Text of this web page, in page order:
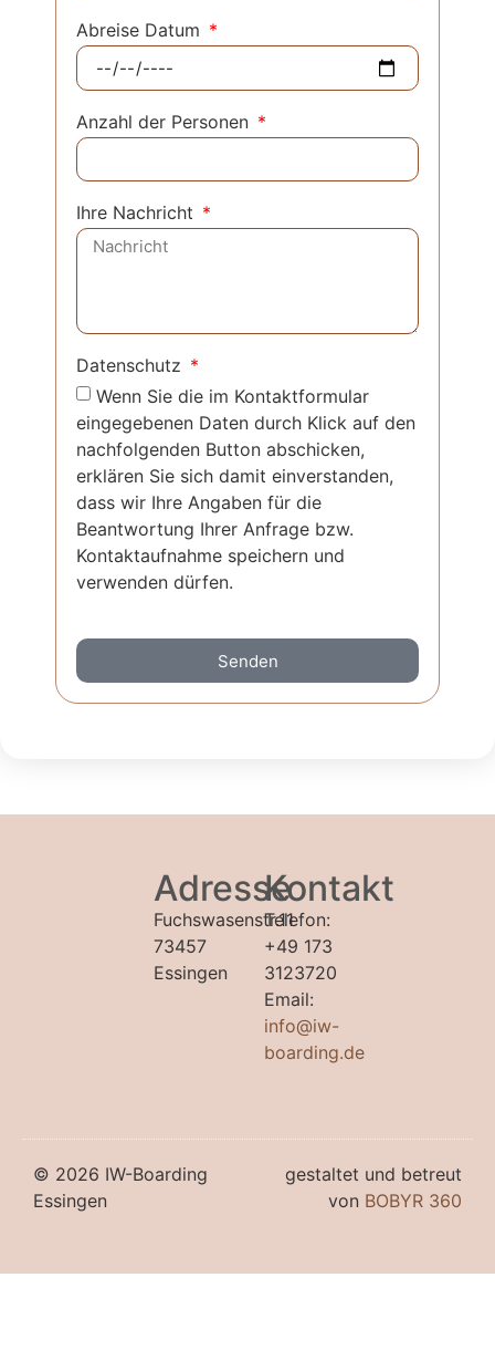
Abreise Datum
Anzahl der Personen
Ihre Nachricht
Datenschutz
Wenn Sie die im Kontaktformular
eingegebenen Daten durch Klick auf den
nachfolgenden Button abschicken,
erklären Sie sich damit einverstanden,
dass wir Ihre Angaben für die
Beantwortung Ihrer Anfrage bzw.
Kontaktaufnahme speichern und
verwenden dürfen.
Senden
Adresse
Fuchswasenstr.11
73457
Essingen
Kontakt
Telefon:
+49 173
3123720
Email:
info@iw-
boarding.de
© 2026 IW-Boarding
Essingen
gestaltet und betreut
von BOBYR 360